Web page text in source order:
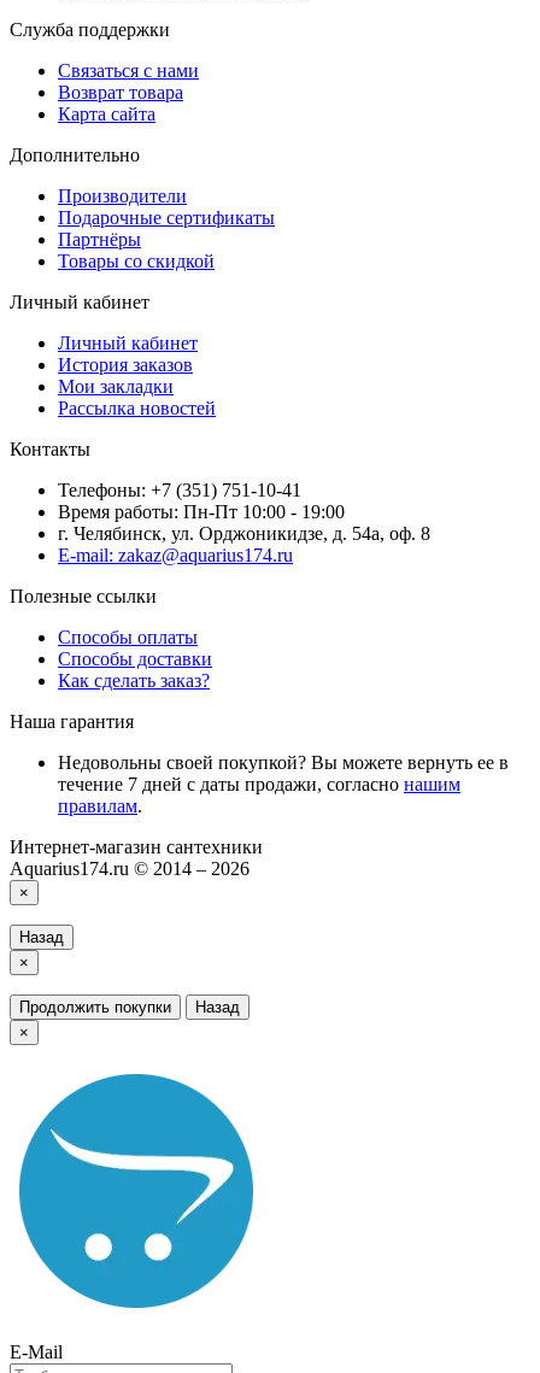
Служба поддержки
Связаться с нами
Возврат товара
Карта сайта
Дополнительно
Производители
Подарочные сертификаты
Партнёры
Товары со скидкой
Личный кабинет
Личный кабинет
История заказов
Мои закладки
Рассылка новостей
Контакты
Телефоны: +7 (351) 751-10-41
Время работы: Пн-Пт 10:00 - 19:00
г. Челябинск, ул. Орджоникидзе, д. 54а, оф. 8
E-mail: zakaz@aquarius174.ru
Полезные ссылки
Способы оплаты
Способы доставки
Как сделать заказ?
Наша гарантия
Недовольны своей покупкой? Вы можете вернуть ее в
течение 7 дней с даты продажи, согласно нашим
правилам.
Интернет-магазин сантехники
Aquarius174.ru © 2014 – 2026
×
Назад
×
Продолжить покупки
Назад
×
E-Mail